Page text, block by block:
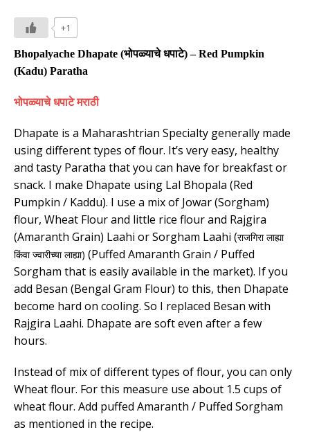
+1
Bhopalyache Dhapate (भोपळ्याचे धपाटे)– Red Pumpkin
(Kadu) Paratha
भोपळ्याचे धपाटेमराठी
Dhapate is a Maharashtrian Specialty generally made
using different types of flour. It’s very easy, healthy
and tasty Paratha that you can have for breakfast or
snack. I make Dhapate using Lal Bhopala (Red
Pumpkin / Kaddu). I use a mix of Jowar (Sorgham)
flour, Wheat Flour and little rice flour and Rajgira
(Amaranth Grain) Laahi or Sorgham Laahi (राजगिरा लाह्या
किंवा ज्वारीच्या लाह्या) (Puffed Amaranth Grain / Puffed
Sorgham that is easily available in the market). If you
add Besan (Bengal Gram Flour) to this, then Dhapate
become hard on cooling. So I replaced Besan with
Rajgira Laahi. Dhapate are soft even after a few
hours.
Instead of mix of different types of flour, you can only
Wheat flour. For this measure use about 1.5 cups of
wheat flour. Add puffed Amaranth / Puffed Sorgham
as mentioned in the recipe.